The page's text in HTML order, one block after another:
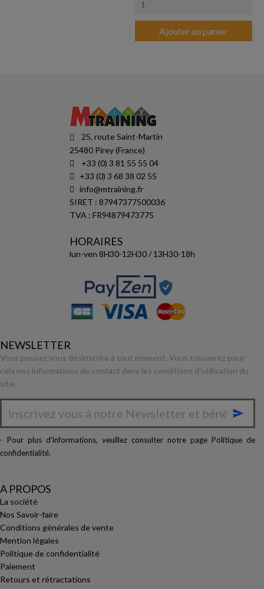
Ajouter au panier
25, route Saint-Martin
25480 Pirey (France)
+33 (0) 3 81 55 55 04
+33 (0) 3 68 38 02 55
info@mtraining.fr
SIRET : 87947377500036
TVA : FR94879473775
HORAIRES
lun-ven 8H30-12H30 / 13H30-18h
NEWSLETTER
Vous pouvez vous désinscrire à tout moment. Vous trouverez pour
cela nos informations de contact dans les conditions d'utilisation du
site.

- Pour plus d'informations, veuillez consulter notre page Politique de
confidentialité.
A PROPOS
La société
Nos Savoir-faire
Conditions générales de vente
Mention légales
Politique de confidentialité
Paiement
Retours et rétractations